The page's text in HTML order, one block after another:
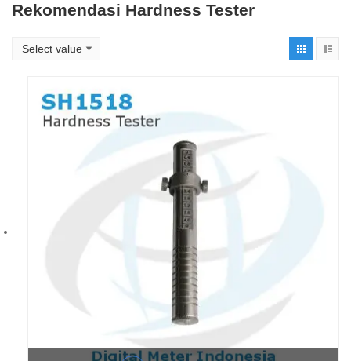
Rekomendasi Hardness Tester